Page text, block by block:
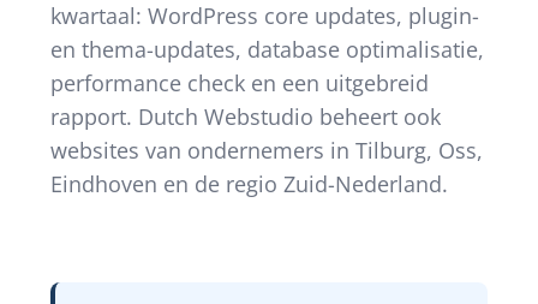
kwartaal: WordPress core updates, plugin-
en thema-updates, database optimalisatie,
performance check en een uitgebreid
rapport. Dutch Webstudio beheert ook
websites van ondernemers in Tilburg, Oss,
Eindhoven en de regio Zuid-Nederland.